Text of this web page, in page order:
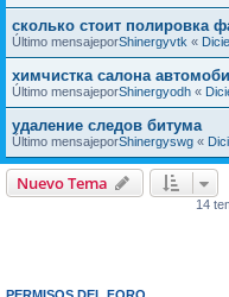
сколько стоит полировка
Último mensajeporShinergyvtk «
химчистка салона
Último mensajeporShinergyodh «
удаление следов битума
Último mensajeporShinergyswg «
Nuevo Tema
14